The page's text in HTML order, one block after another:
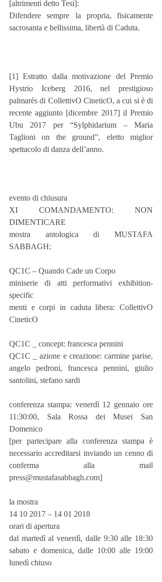
[altrimenti detto Tesi]:
Difendere sempre la propria, fisicamente
sacrosanta e bellissima, libertà di Caduta.
[1] Estratto dalla motivazione del Premio
Hystrio Iceberg 2016, nel prestigioso
palmarès di CollettivO CineticO, a cui si è di
recente aggiunto [dicembre 2017] il Premio
Ubu 2017 per “Sylphidarium – Maria
Taglioni on the ground”, eletto miglior
spettacolo di danza dell’anno.
evento di chiusura
XI COMANDAMENTO: NON
DIMENTICARE
mostra antologica di MUSTAFA
SABBAGH:
QC1C – Quando Cade un Corpo
miniserie di atti performativi exhibition-
specific
menti e corpi in caduta libera: CollettivO
CineticO
QC1C _ concept: francesca pennini
QC1C _ azione e creazione: carmine parise,
angelo pedroni, francesca pennini, giulio
santolini, stefano sardi
conferenza stampa: venerdì 12 gennaio ore
11:30:00, Sala Rossa dei Musei San
Domenico
[per partecipare alla conferenza stampa è
necessario accreditarsi inviando un cenno di
conferma alla mail
press@mustafasabbagh.com]
la mostra
14 10 2017 – 14 01 2018
orari di apertura
dal martedì al venerdì, dalle 9:30 alle 18:30
sabato e domenica, dalle 10:00 alle 19:00
lunedì chiuso